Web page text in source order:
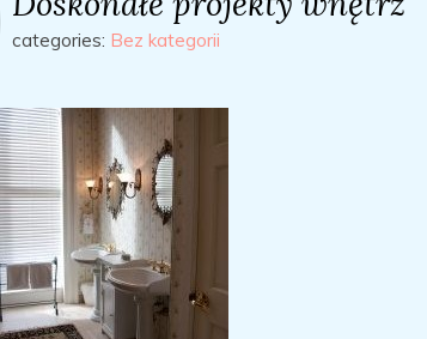
categories: Bez kategorii